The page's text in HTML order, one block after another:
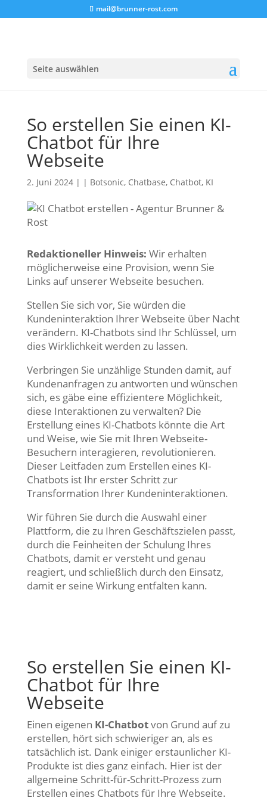
mail@brunner-rost.com
Seite auswählen
So erstellen Sie einen KI-
Chatbot für Ihre
Webseite
2. Juni 2024 | | Botsonic, Chatbase, Chatbot, KI
Redaktioneller Hinweis: Wir erhalten
möglicherweise eine Provision, wenn Sie
Links auf unserer Webseite besuchen.
Stellen Sie sich vor, Sie würden die
Kundeninteraktion Ihrer Webseite über Nacht
verändern. KI-Chatbots sind Ihr Schlüssel, um
dies Wirklichkeit werden zu lassen.
Verbringen Sie unzählige Stunden damit, auf
Kundenanfragen zu antworten und wünschen
sich, es gäbe eine effizientere Möglichkeit,
diese Interaktionen zu verwalten? Die
Erstellung eines KI-Chatbots könnte die Art
und Weise, wie Sie mit Ihren Webseite-
Besuchern interagieren, revolutionieren.
Dieser Leitfaden zum Erstellen eines KI-
Chatbots ist Ihr erster Schritt zur
Transformation Ihrer Kundeninteraktionen.
Wir führen Sie durch die Auswahl einer
Plattform, die zu Ihren Geschäftszielen passt,
durch die Feinheiten der Schulung Ihres
Chatbots, damit er versteht und genau
reagiert, und schließlich durch den Einsatz,
damit er seine Wirkung entfalten kann.
So erstellen Sie einen KI-
Chatbot für Ihre
Webseite
Einen eigenen KI-Chatbotvon Grund auf zu
erstellen, hört sich schwieriger an, als es
tatsächlich ist. Dank einiger erstaunlicher KI-
Produkte ist dies ganz einfach. Hier ist der
allgemeine Schritt-für-Schritt-Prozess zum
Erstellen eines Chatbots für Ihre Webseite.